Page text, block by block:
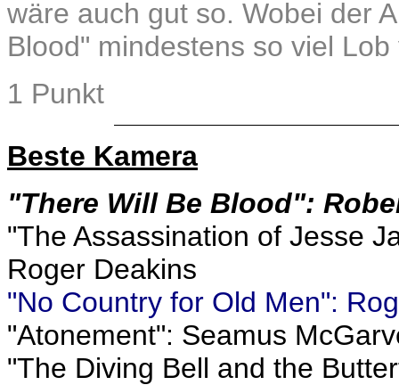
wäre auch gut so. Wobei der
Blood" mindestens so viel
1 Punkt
Beste Kamera
"There Will Be Blood":
"The Assassination of Jesse
Roger Deakins
"No Country for Old Men":
"Atonement": Seamus
"The Diving Bell and the